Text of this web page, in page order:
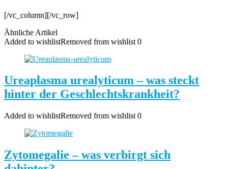
[/vc_column][/vc_row]
Ähnliche Artikel
Added to wishlistRemoved from wishlist 0
Ureaplasma urealyticum – was steckt
hinter der Geschlechtskrankheit?
Added to wishlistRemoved from wishlist 0
Zytomegalie – was verbirgt sich